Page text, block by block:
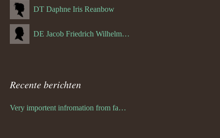
DT Daphne Iris Reanbow
DE Jacob Friedrich Wilhelm Hurth
Recente berichten
Very importent infromation from family Schwulst